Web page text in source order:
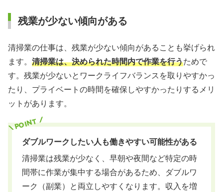
残業が少ない傾向がある
清掃業の仕事は、残業が少ない傾向があることも挙げられ
ます。 清掃業は、決められた時間内で作業を行うためで
す。残業が少ないとワークライフバランスを取りやすかっ
たり、プライベートの時間を確保しやすかったりするメリ
ットがあります。
ダブルワークしたい人も働きやすい可能性がある
清掃業は残業が少なく、早朝や夜間など特定の時
間帯に作業が集中する場合があるため、ダブルワ
ーク（副業）と両立しやすくなります。収入を増